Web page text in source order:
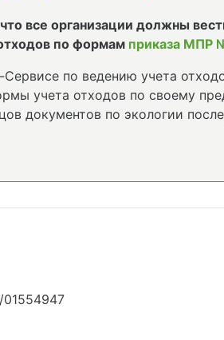
все организации должны
по формам приказа МПР
по ведению учета
учета отходов по своему
документов по экологии